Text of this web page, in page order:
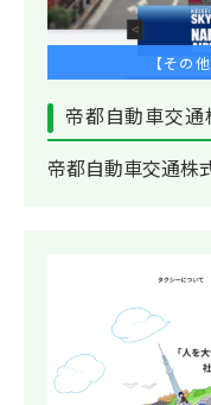
【その
帝都自動車交
帝都自動車交通株